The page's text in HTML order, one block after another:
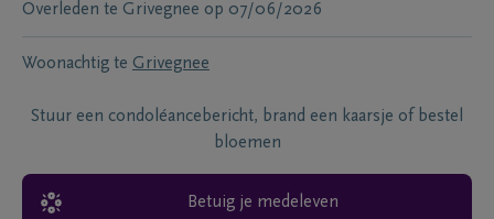
Overleden te Grivegnee op 07/06/2026
Woonachtig te Grivegnee
Stuur een condoléancebericht, brand een kaarsje of bestel
bloemen
Betuig je medeleven